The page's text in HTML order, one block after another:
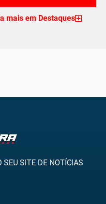
mais em Destaques
SEU SITE DE NOTÍCIAS